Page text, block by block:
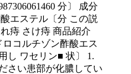
分〕 成分
エステル〔分 この説
痔 さけ痔 商品紹介
コルチゾン酢酸エス
し ワセリン■ 状〕 1.
さい患部が化膿してい